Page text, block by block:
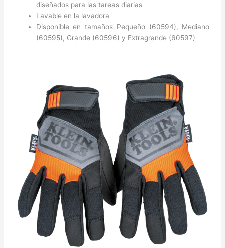
diseñados para las tareas diarias
Lavable en la lavadora
Disponible en tamaños Pequeño (60594), Mediano
(60595), Grande (60596) y Extragrande (60597)